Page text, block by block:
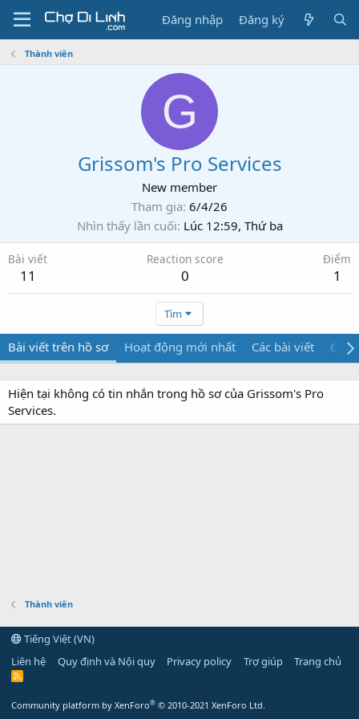
Đăng nhập Đăng ký
Thành viên
G
Grissom's Pro Services
New member
Tham gia 6/4/26
Nhìn thấy lần cuối Lúc 12:59, Thứ ba
Bài viết
11
Reaction score
0
Điểm
1
Tìm
Bài viết trên hồ sơ Hoạt động mới nhất Các bài viết Giới
Hiện tại không có tin nhắn trong hồ sơ của Grissom's Pro
Services.
Thành viên
Tiếng Việt (VN)
Liên hệ
Quy định và Nội quy Privacy policy Trợ giúp Trang chủ
R
Community platform by XenForo® © 2010-2021 XenForo Ltd.